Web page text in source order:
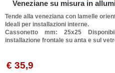
Veneziane su misura in
Tende alla veneziana con lamelle
Ideali per installazioni interne.
Cassonetto mm: 25x25
installazione frontale su anta e sul
€ 35,9